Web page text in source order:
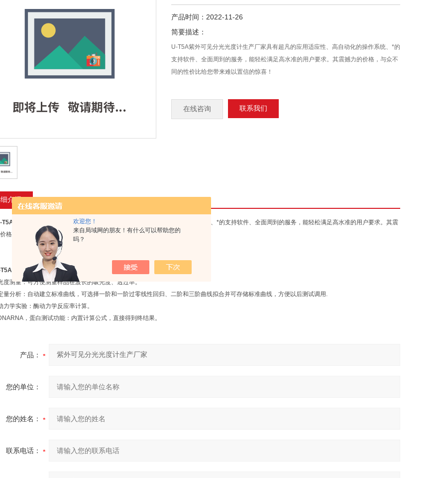
欢迎您！
来自局域网的朋友！有什么可以帮助您的
吗？
产品时间：2022-11-26
简要描述：
U-T5A紫外可见分光光度计生产厂家具有超凡的应用适应性、高自动化的操作系统、*的
支持软件、全面周到的服务，能轻松满足高水准的用户要求。其震撼力的价格，与众不
同的性价比给您带来难以置信的惊喜！
在线咨询 联系我们
介绍
T5A 紫外可见分光光度计生产厂家 具有超凡的应用适应性、高自动化的操作系统、*的支持软件、全面周到的服务，能轻松满足高水准的用户要求。其震
格，与众不同的性价比给您带来难以置信的惊喜！
紫外可见分光光度计生产厂家
测量：可方便测量样品在波长的吸光度、透过率。
析：自动建立标准曲线，可选择一阶和一阶过零线性回归、二阶和三阶曲线拟合并可存储标准曲线，方便以后测试调用.
学实验：酶动力学反应率计算。
，蛋白测试功能：内置计算公式，直接得到终结果。
产品：
您的单位：
您的姓名：
联系电话：